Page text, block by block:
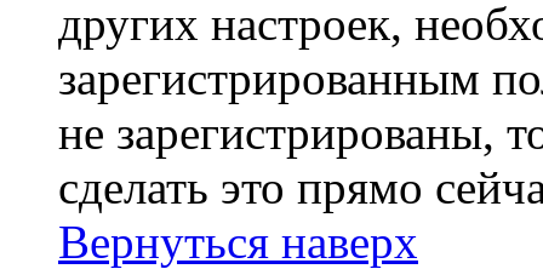
других настроек,
зарегистрированным
не зарегистрированы,
сделать это прямо
Вернуться наверх